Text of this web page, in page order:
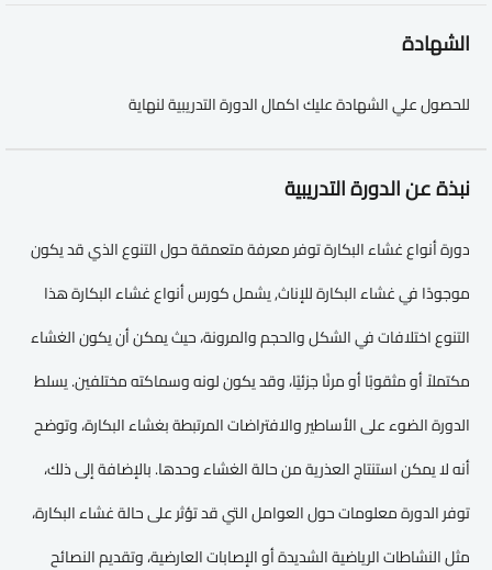
الشهادة
للحصول علي الشهادة عليك اكمال الدورة التدريبية لنهاية
نبذة عن الدورة التدريبية
دورة أنواع غشاء البكارة توفر معرفة متعمقة حول التنوع الذي قد يكون
موجودًا في غشاء البكارة للإناث, يشمل كورس أنواع غشاء البكارة هذا
التنوع اختلافات في الشكل والحجم والمرونة، حيث يمكن أن يكون الغشاء
مكتملاً أو مثقوبًا أو مرنًا جزئيًا، وقد يكون لونه وسماكته مختلفين. يسلط
الدورة الضوء على الأساطير والافتراضات المرتبطة بغشاء البكارة، وتوضح
أنه لا يمكن استنتاج العذرية من حالة الغشاء وحدها. بالإضافة إلى ذلك،
توفر الدورة معلومات حول العوامل التي قد تؤثر على حالة غشاء البكارة،
مثل النشاطات الرياضية الشديدة أو الإصابات العارضية، وتقديم النصائح